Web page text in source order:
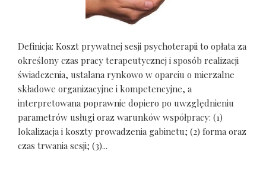
Definicja: Koszt prywatnej sesji psychoterapii to opłata za
określony czas pracy terapeutycznej i sposób realizacji
świadczenia, ustalana rynkowo w oparciu o mierzalne
składowe organizacyjne i kompetencyjne, a
interpretowana poprawnie dopiero po uwzględnieniu
parametrów usługi oraz warunków współpracy: (1)
lokalizacja i koszty prowadzenia gabinetu; (2) forma oraz
czas trwania sesji; (3)...